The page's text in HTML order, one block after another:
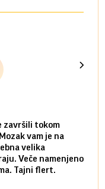
završili tokom
vam je na
velika
Veče namenjeno
Tajni flert.